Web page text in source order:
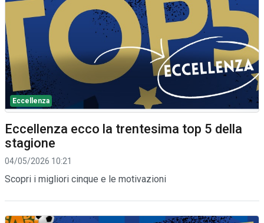
Eccellenza
Eccellenza ecco la trentesima top 5 della
stagione
04/05/2026 10:21
Scopri i migliori cinque e le motivazioni